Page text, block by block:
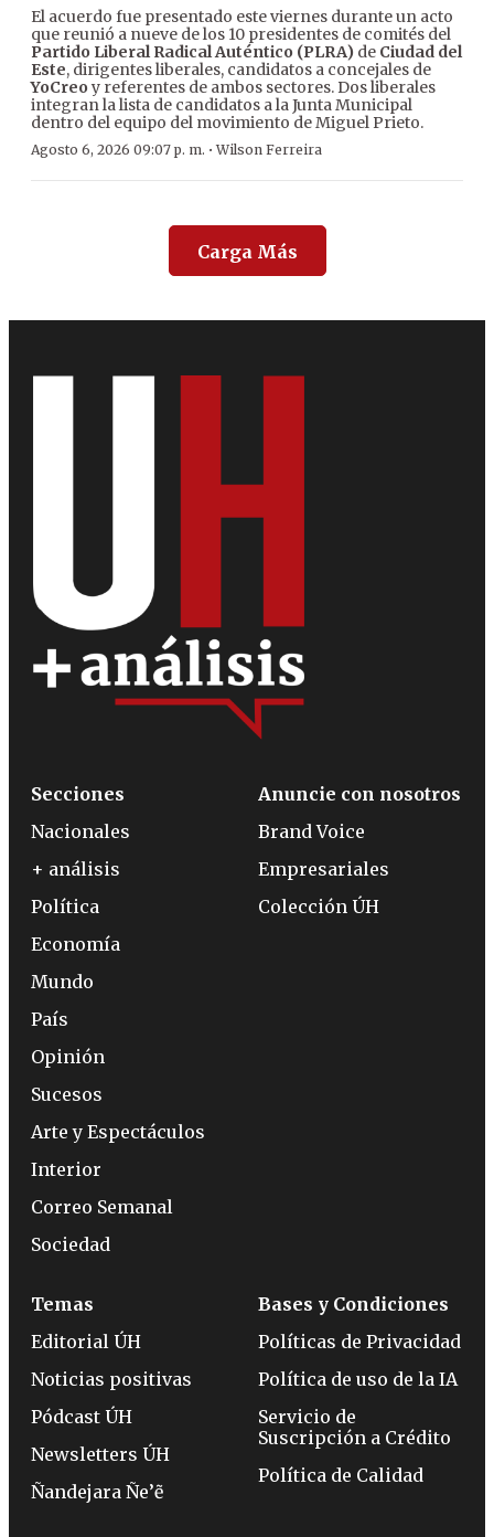
El acuerdo fue presentado este viernes durante un acto
que reunió a nueve de los 10 presidentes de comités del
Partido Liberal Radical Auténtico (PLRA) de Ciudad del
Este, dirigentes liberales, candidatos a concejales de
YoCreo y referentes de ambos sectores. Dos liberales
integran la lista de candidatos a la Junta Municipal
dentro del equipo del movimiento de Miguel Prieto.
Agosto 6, 2026 09:07 p. m. ·Wilson Ferreira
Carga Más
Secciones
Nacionales
+ análisis
Política
Economía
Mundo
País
Opinión
Sucesos
Arte y Espectáculos
Interior
Correo Semanal
Sociedad
Anuncie con nosotros
Brand Voice
Empresariales
Colección ÚH
Temas
Editorial ÚH
Noticias positivas
Pódcast ÚH
Newsletters ÚH
Ñandejara Ñe’ẽ
Bases y Condiciones
Políticas de Privacidad
Política de uso de la IA
Servicio de
Suscripción a Crédito
Política de Calidad